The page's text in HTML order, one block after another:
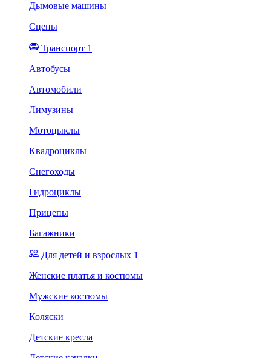
Дымовые машины
Сцены
Транспорт 1
Автобусы
Автомобили
Лимузины
Мотоцыклы
Квадроциклы
Снегоходы
Гидроциклы
Прицепы
Багажники
Для детей и взрослых 1
Женские платья и костюмы
Мужские костюмы
Коляски
Детские кресла